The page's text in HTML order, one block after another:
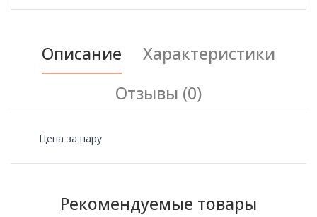
Описание
Характеристики
Отзывы (0)
Цена за пару
Рекомендуемые товары